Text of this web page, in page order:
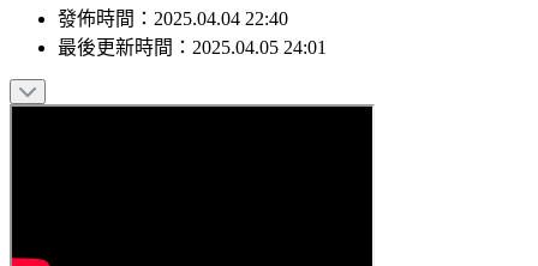
記者：劉育瑄｜攝影：周育鋒
發佈時間：2025.04.04 22:40